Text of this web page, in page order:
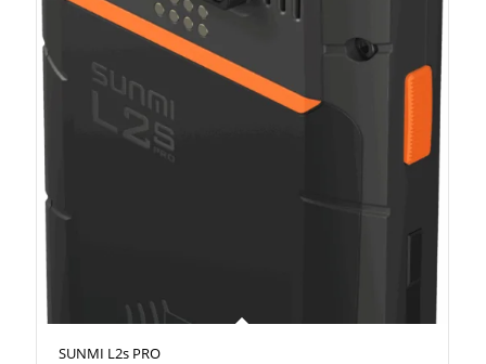
SUNMI L2s PRO